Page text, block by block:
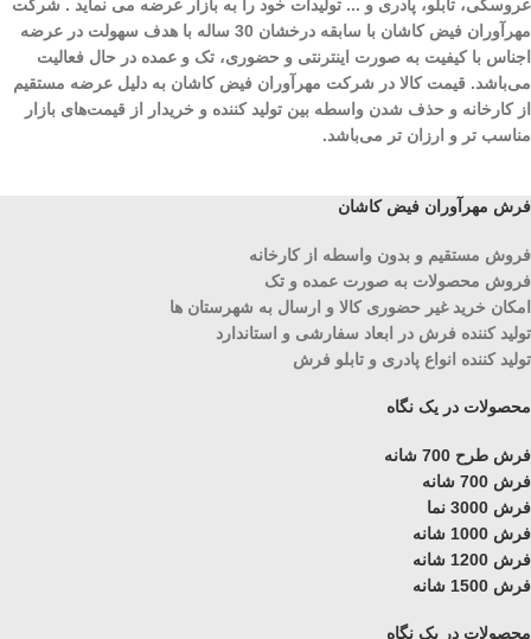
عروسکی، تابلو، پادری و ... تولیدات خود را به بازار عرضه می نماید . شرکت
مهرآوران فیض کاشان با سابقه درخشان 30 ساله با هدف سهولت در عرضه
اجناس با کیفیت به صورت اینترنتی و حضوری، تک و عمده در حال فعالیت
می‌باشد. قیمت کالا در شرکت مهرآوران فیض کاشان به دلیل عرضه مستقیم
از کارخانه و حذف شدن واسطه بین تولید کننده و خریدار از قیمت‌های بازار
مناسب تر و ارزان تر می‌باشد.
فرش مهرآوران فیض کاشان
فروش مستقیم و بدون واسطه از کارخانه
فروش محصولات به صورت عمده و تک
امکان خرید غیر حضوری کالا و ارسال به شهرستان ها
تولید کننده فرش در ابعاد سفارشی و استاندارد
تولید کننده انواع پادری و تابلو فرش
محصولات در یک نگاه
فرش طرح 700 شانه
فرش 700 شانه
فرش 3000 نما
فرش 1000 شانه
فرش 1200 شانه
فرش 1500 شانه
محصولات در یک نگاه